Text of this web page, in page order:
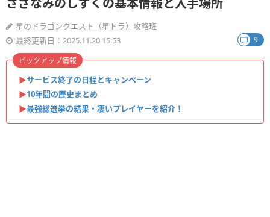
さざなみのしずくの基本情報と入手場所
星のドラゴンクエスト（星ドラ）攻略班
最終更新日：2025.11.20 15:53
9
▶︎サービス終了の日程とキャンペーン
▶︎10年間の歴史まとめ
▶︎最強総選挙の結果・凄いプレイヤーを紹介！
ピックアップ情報